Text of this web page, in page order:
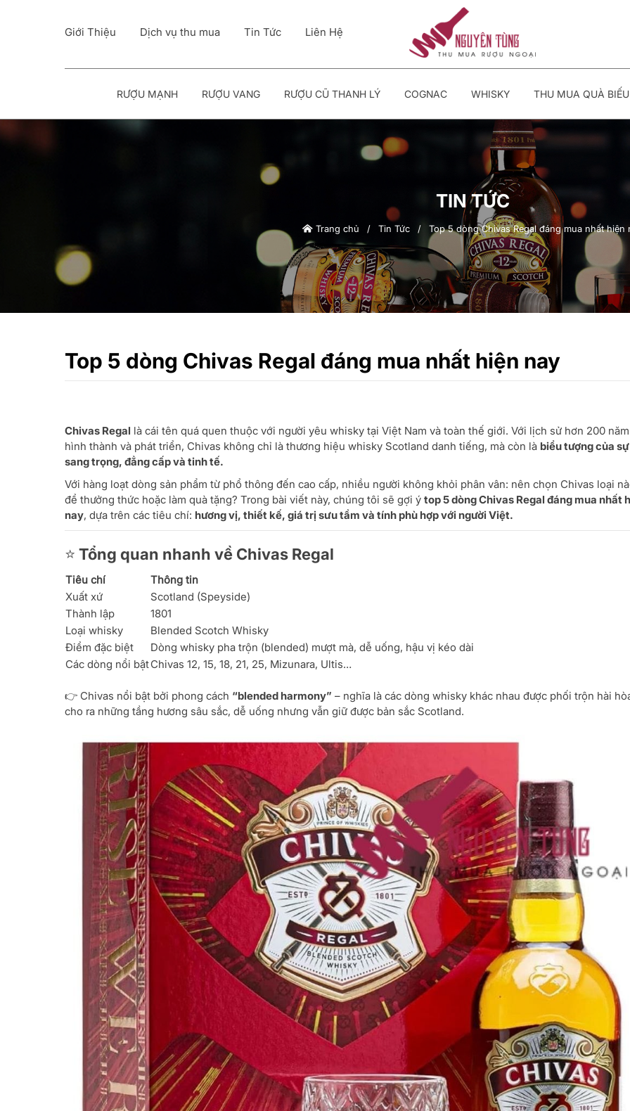
Giới Thiệu Dịch vụ thu mua Tin Tức Liên Hệ
RƯỢU MẠNH RƯỢU VANG RƯỢU CŨ THANH LÝ COGNAC WHISKY THU MUA QUÀ
TIN TỨC
Trang chủ / Tin Tức/ Top 5 dòng Chivas Regal đáng mua nhất hiện
Top 5 dòng Chivas Regal đáng mua nhất hiện nay
Chivas Regal là cái tên quá quen thuộc với người yêu whisky tại Việt Nam và toàn thế giới. Với lịch sử hơn 200 năm
hình thành và phát triển, Chivas không chỉ là thương hiệu whisky Scotland danh tiếng, mà còn là biểu tượng của sự
sang trọng, đẳng cấp và tinh tế.
Với hàng loạt dòng sản phẩm từ phổ thông đến cao cấp, nhiều người không khỏi phân vân: nên chọn Chivas loại
để thưởng thức hoặc làm quà tặng? Trong bài viết này, chúng tôi sẽ gợi ý top 5 dòng Chivas Regal đáng mua nhất
nay, dựa trên các tiêu chí: hương vị, thiết kế, giá trị sưu tầm và tính phù hợp với người Việt.
⭐ Tổng quan nhanh về Chivas Regal
Tiêu chí
Thông tin
Xuất xứ
Scotland (Speyside)
Thành lập
1801
Loại whisky
Blended Scotch Whisky
Điểm đặc biệt
Dòng whisky pha trộn (blended) mượt mà, dễ uống, hậu vị kéo dài
Các dòng nổi bậtChivas 12, 15, 18, 21, 25, Mizunara, Ultis…
👉 Chivas nổi bật bởi phong cách “blended harmony” – nghĩa là các dòng whisky khác nhau được phối trộn hài
cho ra những tầng hương sâu sắc, dễ uống nhưng vẫn giữ được bản sắc Scotland.